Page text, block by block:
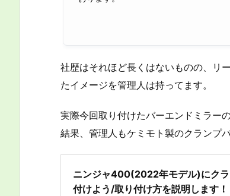
社歴はそれほど長くはないものの、リ
たイメージを管理人は持ってます。
実際今回取り付けたバーエンドミラー
結果、管理人もケミモト製のクランプ
ニンジャ400(2022年モデル)にクラ
付けよう/取り付け方を説明します！